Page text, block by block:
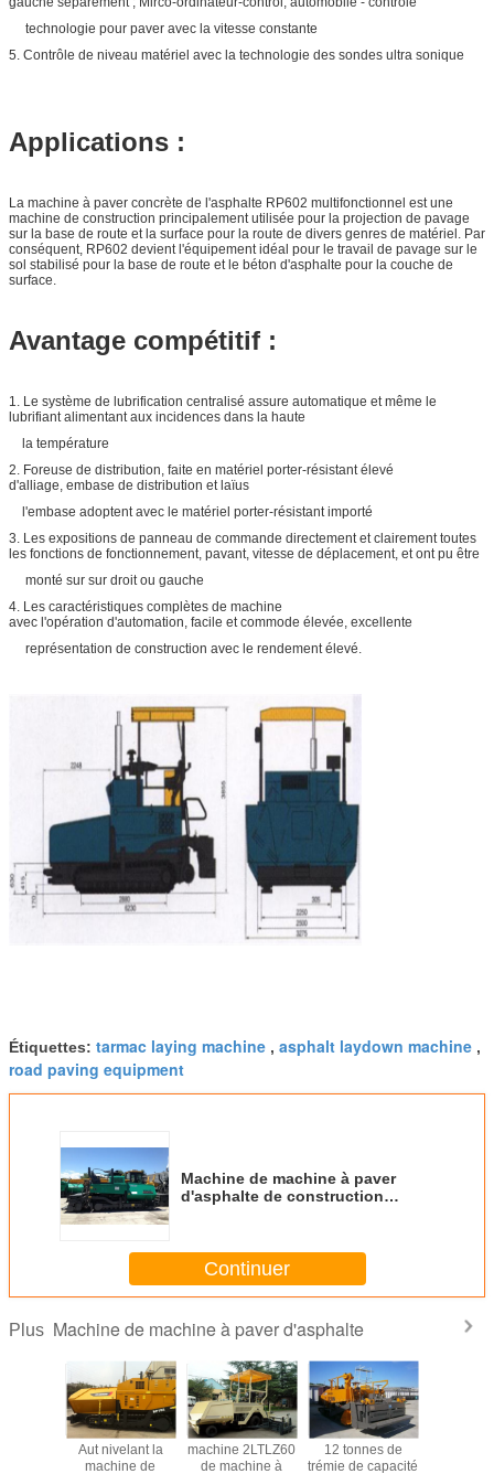
technologie pour paver avec la vitesse constante
5. Contrôle de niveau matériel avec la technologie des sondes ultra sonique
Applications :
La machine à paver concrète de l'asphalte RP602 multifonctionnel est une
machine de construction principalement utilisée pour la projection de pavage
sur la base de route et la surface pour la route de divers genres de matériel. Par
conséquent, RP602 devient l'équipement idéal pour le travail de pavage sur le
sol stabilisé pour la base de route et le béton d'asphalte pour la couche de
surface.
Avantage compétitif :
1. Le système de lubrification centralisé assure automatique et même le
lubrifiant alimentant aux incidences dans la haute
la température
2. Foreuse de distribution, faite en matériel porter-résistant élevé
d'alliage, embase de distribution et laïus
l'embase adoptent avec le matériel porter-résistant importé
3. Les expositions de panneau de commande directement et clairement toutes
les fonctions de fonctionnement, pavant, vitesse de déplacement, et ont pu être
monté sur sur droit ou gauche
4. Les caractéristiques complètes de machine
avec l'opération d'automation, facile et commode élevée, excellente
représentation de construction avec le rendement élevé.
Étiquettes: tarmac laying machine , asphalt laydown machine ,
road paving equipment
Machine de machine à paver
d'asphalte de construction
d'ordinateur
Continuer
Plus Machine de machine à paver d'asphalte
Aut nivelant la
machine de
machine 2LTLZ60
de machine à
12 tonnes de
trémie de capacité